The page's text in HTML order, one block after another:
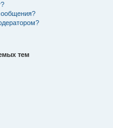
тем